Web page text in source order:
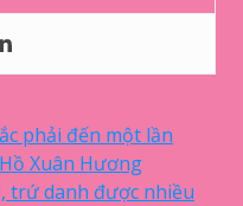
phải đến một lần
Xuân Hương
trứ danh được nhiều